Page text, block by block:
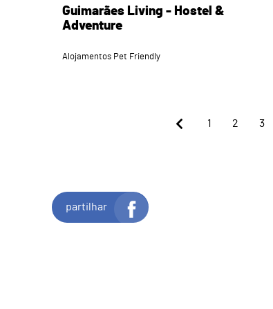
Guimarães Living - Hostel &
Adventure
Alojamentos Pet Friendly
1 2 3
partilhar